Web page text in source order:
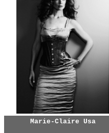
Marie-Claire Usa